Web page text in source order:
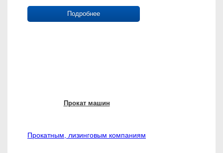
Подробнее
Прокат машин
Прокатным, лизинговым компаниям